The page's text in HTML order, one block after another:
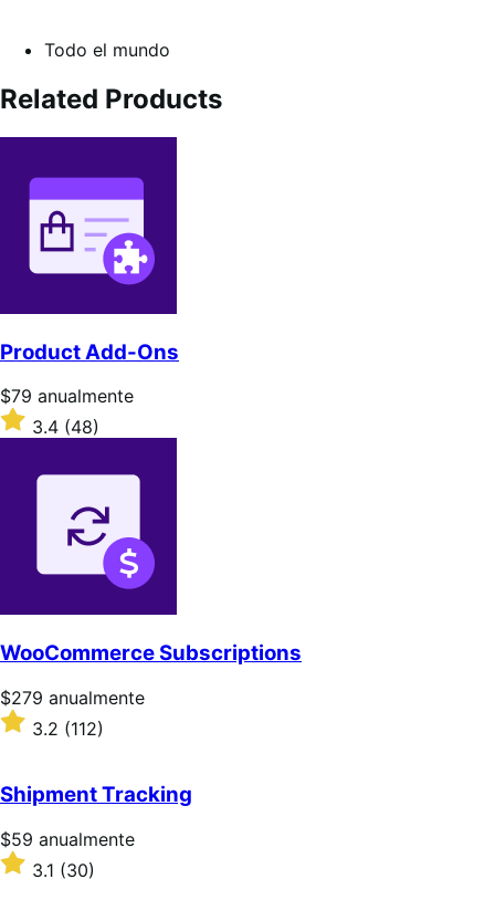
Todo el mundo
Related Products
Product Add-Ons
Precio:
$79/anualmente
$79 anualmente
Valoración:
3.4
3.4 (48)
WooCommerce Subscriptions
Precio:
$279/anualmente
$279 anualmente
Valoración:
3.2
5
estrellas
3.2 (112)
Shipment Tracking
Precio:
$59/anualmente
$59 anualmente
Valoración:
3.1 (30)